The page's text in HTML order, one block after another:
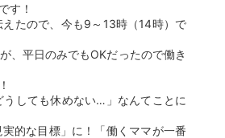
す！
たので、今も9～13時（14時）で
、平日のみでもOKだったので働き
しても休めない…」なんてことに
的な目標」に！「働くママが一番